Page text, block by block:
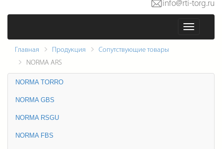
Оформить заказ info@rti-torg.ru
Меню
Главная Продукция
Сопутствующие товары
NORMA ARS
NORMA TORRO
NORMA GBS
NORMA RSGU
NORMA FBS